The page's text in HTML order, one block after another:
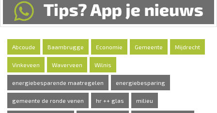
Abcoude Baambrugge Economie Gemeente Mijdrecht
Vinkeveen Waverveen Wilnis
energiebesparende maatregelen energiebesparing
gemeente de ronde venen hr ++ glas milieu